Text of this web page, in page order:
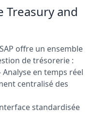
Treasury and
offre un ensemble
de trésorerie :
en temps réel
centralisé des
standardisée